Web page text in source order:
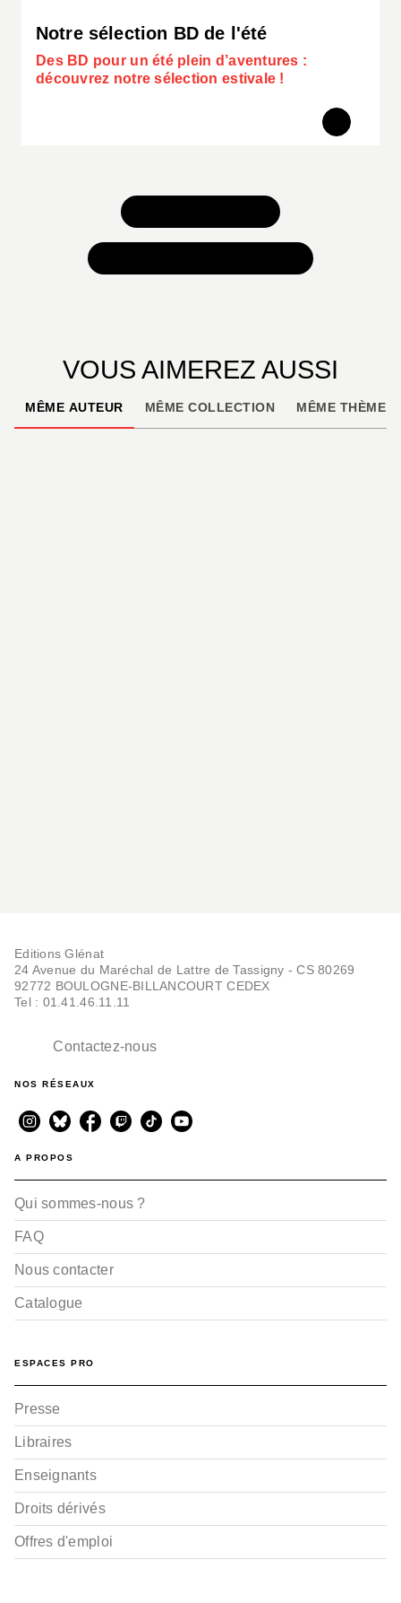
Notre sélection BD de l'été
Des BD pour un été plein d’aventures :
découvrez notre sélection estivale !
VOUS AIMEREZ AUSSI
MÊME AUTEUR MÊME COLLECTION MÊME THÈME
Editions Glénat
24 Avenue du Maréchal de Lattre de Tassigny - CS 80269
92772 BOULOGNE-BILLANCOURT CEDEX
Tel : 01.41.46.11.11
Contactez-nous
NOS RÉSEAUX
A PROPOS
Qui sommes-nous ?
FAQ
Nous contacter
Catalogue
ESPACES PRO
Presse
Libraires
Enseignants
Droits dérivés
Offres d'emploi